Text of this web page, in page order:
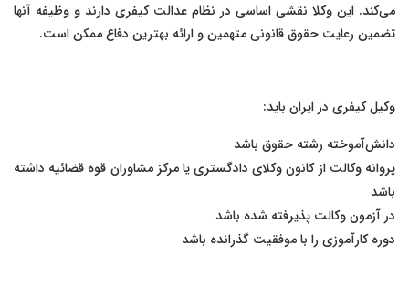
می‌کند. این وکلا نقشی اساسی در نظام عدالت کیفری دارند و وظیفه آنها
تضمین رعایت حقوق قانونی متهمین و ارائه بهترین دفاع ممکن است.
وکیل کیفری در ایران باید:
دانش‌آموخته رشته حقوق باشد
پروانه وکالت از کانون وکلای دادگستری یا مرکز مشاوران قوه قضائیه داشته
باشد
در آزمون وکالت پذیرفته شده باشد
دوره کارآموزی را با موفقیت گذرانده باشد